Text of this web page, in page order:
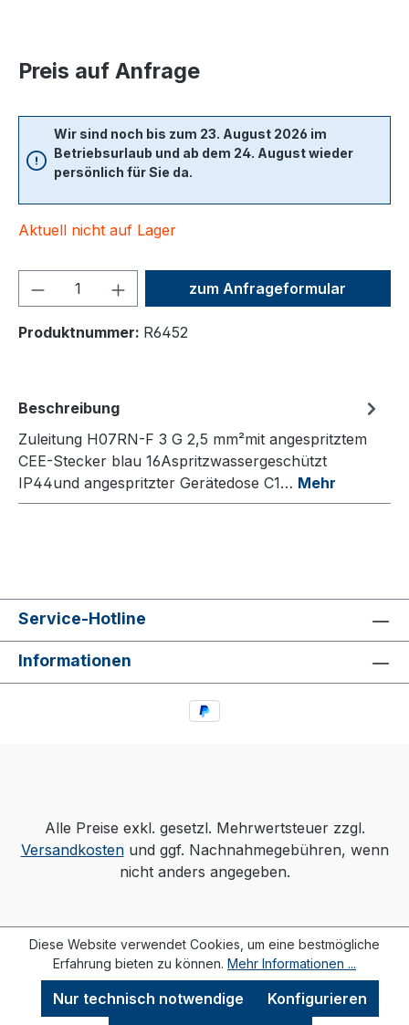
Preis auf Anfrage
Wir sind noch bis zum 23. August 2026 im
Betriebsurlaub und ab dem 24. August wieder
persönlich für Sie da.
Aktuell nicht auf Lager
Produkt Anzahl: Gib den
zum Anfrageformular
Produktnummer: R6452
Beschreibung
Zuleitung H07RN-F 3 G 2,5 mm²mit angespritztem
CEE-Stecker blau 16Aspritzwassergeschützt
IP44und angespritzter Gerätedose C1… Mehr
Service-Hotline
Informationen
Alle Preise exkl. gesetzl. Mehrwertsteuer zzgl.
Versandkostenund ggf. Nachnahmegebühren, wenn
nicht anders angegeben.
Diese Website verwendet Cookies, um eine bestmögliche
Erfahrung bieten zu können. Mehr Informationen ...
Nur technisch notwendige Konfigurieren